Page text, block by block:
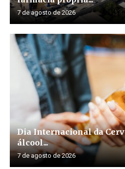
7 de agosto de 2026
Dia Internacional da
álcool...
7 de agosto de 2026